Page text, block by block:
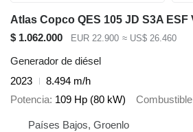
$ 1.062.000 EUR 22.900 ≈ US$ 26.460
Generador de diésel
2023
8.494 m/h
Potencia 109 Hp (80 kW) Combustible
Países Bajos, Groenlo